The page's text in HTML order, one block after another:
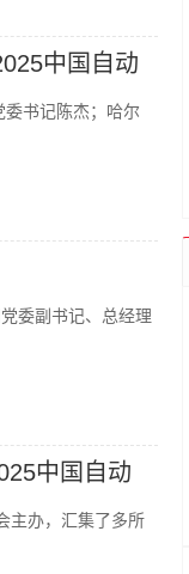
中国自动
书记陈杰；哈尔
委副书记、总经理
中国自动
主办，汇集了多所